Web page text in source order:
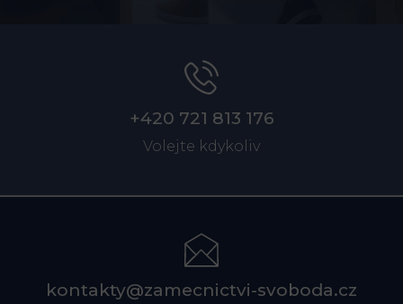
+420 721 813 176
Volejte kdykoliv
kontakty@zamecnictvi-svoboda.cz